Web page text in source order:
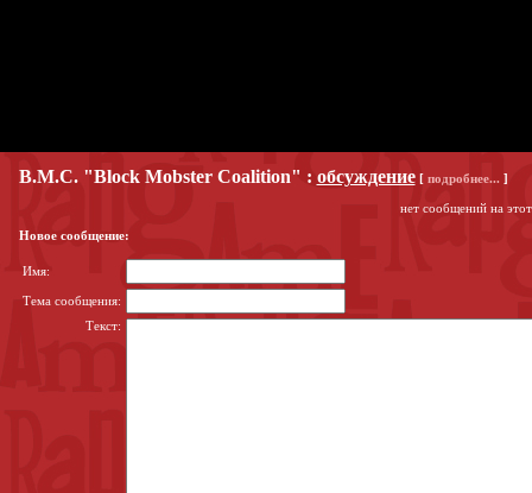
B.M.C. "Block Mobster Coalition" : обсуждение[ подробнее... ]
нет сообщений на
Новое сообщение:
Имя:
Тема сообщения:
Текст: